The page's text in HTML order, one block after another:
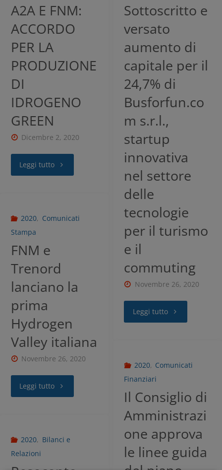
A2A E FNM:
ACCORDO
PER LA
PRODUZIONE
DI
IDROGENO
GREEN
Dicembre 2, 2020
Leggi tutto
Sottoscritto e
versato
aumento di
capitale per il
24,7% di
Busforfun.co
m s.r.l.,
startup
innovativa
nel settore
delle
tecnologie
per il turismo
e il
commuting
Novembre 26, 2020
Leggi tutto
2020, Comunicati
Stampa
FNM e
Trenord
lanciano la
prima
Hydrogen
Valley italiana
Novembre 26, 2020
Leggi tutto
2020, Comunicati
Finanziari
Il Consiglio di
Amministrazi
one approva
le linee guida
2020, Bilanci e
Relazioni